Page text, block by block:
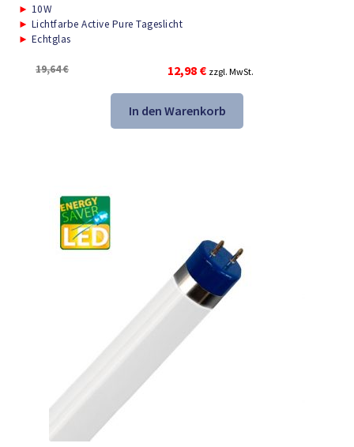
► 10W
► Lichtfarbe Active Pure Tageslicht
► Echtglas
19,64€
Ursprünglicher
Preis
war:
19,64 €
12,98 €Aktueller
Preis
ist:
12,98 €.
zzgl. MwSt.
In den Warenkorb